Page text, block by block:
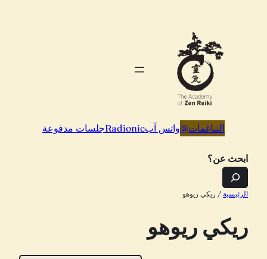
التناغمات@واتس آبRadionicجلسات مدفوعة
ابحث عن؟
الرئيسية / ريكي ريوهو
ريكي ريوهو